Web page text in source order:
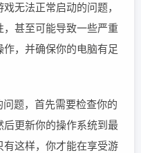
无法正常启动的问题，
甚至可能导致一些严重
，并确保你的电脑有足
题，首先需要检查你的
更新你的操作系统到最
这样，你才能在享受游